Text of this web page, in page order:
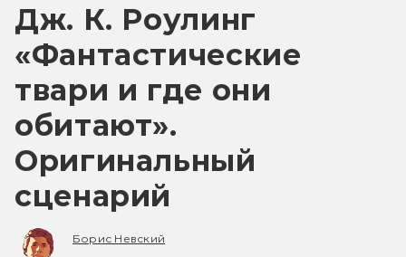
Дж. К. Роулинг
«Фантастические
твари и где они
обитают».
Оригинальный
сценарий
Борис Невский